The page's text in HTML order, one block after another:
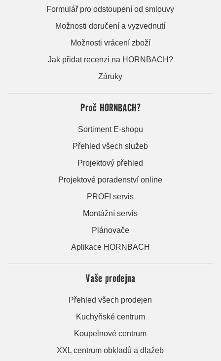
Formulář pro odstoupení od smlouvy
Možnosti doručení a vyzvednutí
Možnosti vrácení zboží
Jak přidat recenzi na HORNBACH?
Záruky
Proč HORNBACH?
Sortiment E-shopu
Přehled všech služeb
Projektový přehled
Projektové poradenství online
PROFI servis
Montážní servis
Plánovače
Aplikace HORNBACH
Vaše prodejna
Přehled všech prodejen
Kuchyňské centrum
Koupelnové centrum
XXL centrum obkladů a dlažeb